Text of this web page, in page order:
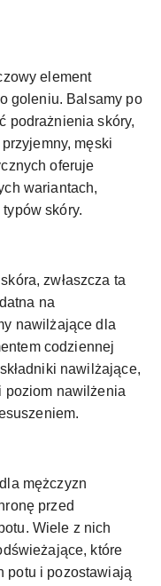
element
goleniu. Balsamy po
podrażnienia skóry,
męski
oferuje
wariantach,
skóry.
zwłaszcza ta
na
nawilżające dla
codziennej
nawilżające,
poziom nawilżenia
mężczyzn
przed
Wiele z nich
które
potu i pozostawiają